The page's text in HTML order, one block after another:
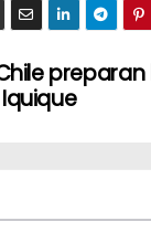
preparan